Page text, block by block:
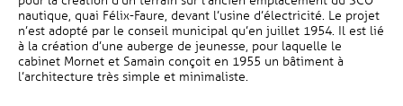
nautique, quai Félix-Faure, devant l’usine d’électricité. Le projet
n’est adopté par le conseil municipal qu’en juillet 1954. Il est lié
à la création d’une auberge de jeunesse, pour laquelle le
cabinet Mornet et Samain conçoit en 1955 un bâtiment à
l’architecture très simple et minimaliste.